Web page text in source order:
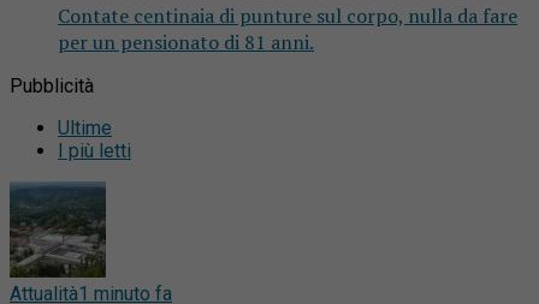
Contate centinaia di punture sul corpo, nulla da fare
per un pensionato di 81 anni.
Pubblicità
Ultime
I più letti
Attualità1 minuto fa